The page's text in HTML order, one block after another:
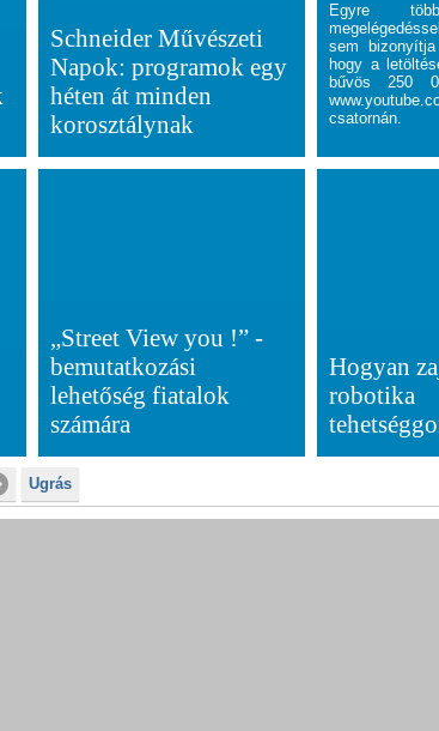
Schneider Művészeti
Napok: programok egy
héten át minden
korosztálynak
Egyre
sem
hogy a
bűvös 250
csatornán.
„Street View you !” -
bemutatkozási
lehetőség fiatalok
számára
Hogyan
robotika
Ugrás